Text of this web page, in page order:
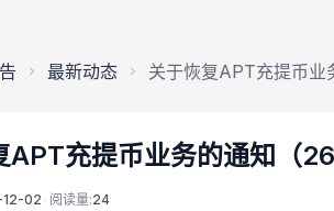
最新动态 关于恢复APT充提币业
APT充提币业务的通知（
02 阅读量:24